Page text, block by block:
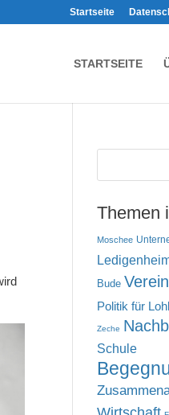
Startseite
STARTSEITE
Themen
Moschee
Bude
Politik für
Zeche
Schule